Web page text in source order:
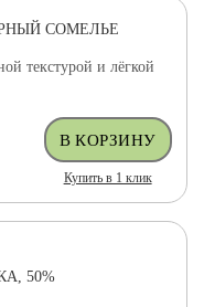
СОМЕЛЬЕ
текстурой и лёгкой
Купить в 1 клик
50%